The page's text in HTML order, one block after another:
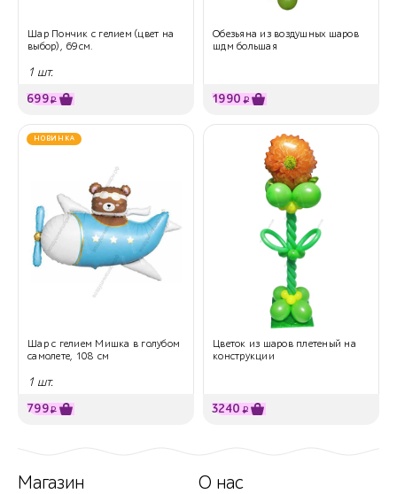
Шар Пончик с гелием (цвет на
выбор), 69см.
1 шт.
699₽
Обезьяна из воздушных шаров
шдм большая
1990 ₽
НОВИНКА
Шар с гелием Мишка в голубом
самолете, 108 см
1 шт.
799₽
Цветок из шаров плетеный на
конструкции
3240 ₽
Магазин О нас